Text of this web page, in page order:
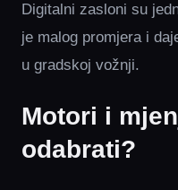
Digitalni zasloni su
je malog promjera i
u gradskoj vožnji.
Motori i
odabrati?